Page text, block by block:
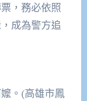
，務必依照
成為警方追
。(高雄市鳳